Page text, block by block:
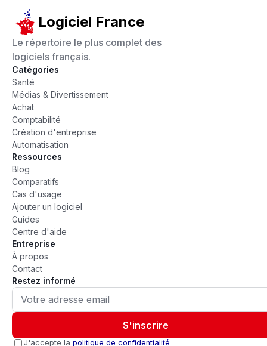
Logiciel France
Le répertoire le plus complet des
logiciels français.
Catégories
Santé
Médias & Divertissement
Achat
Comptabilité
Création d'entreprise
Automatisation
Ressources
Blog
Comparatifs
Cas d'usage
Ajouter un logiciel
Guides
Centre d'aide
Entreprise
À propos
Contact
Restez informé
S'inscrire
J'accepte la politique de confidentialité